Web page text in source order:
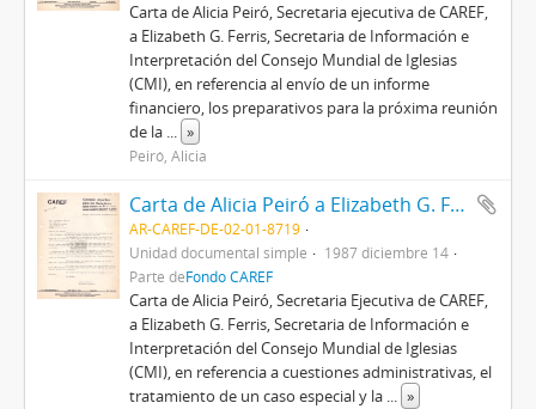
Carta de Alicia Peiró, Secretaria ejecutiva de CAREF,
a Elizabeth G. Ferris, Secretaria de Información e
Interpretación del Consejo Mundial de Iglesias
(CMI), en referencia al envío de un informe
financiero, los preparativos para la próxima reunión
de la ... »
Peiró, Alicia
Carta de Alicia Peiró a Elizabeth G. Ferris
AR-CAREF-DE-02-01-8719
Unidad documental simple
1987 diciembre 14
Parte deFondo CAREF
Carta de Alicia Peiró, Secretaria Ejecutiva de CAREF,
a Elizabeth G. Ferris, Secretaria de Información e
Interpretación del Consejo Mundial de Iglesias
(CMI), en referencia a cuestiones administrativas, el
tratamiento de un caso especial y la ... »